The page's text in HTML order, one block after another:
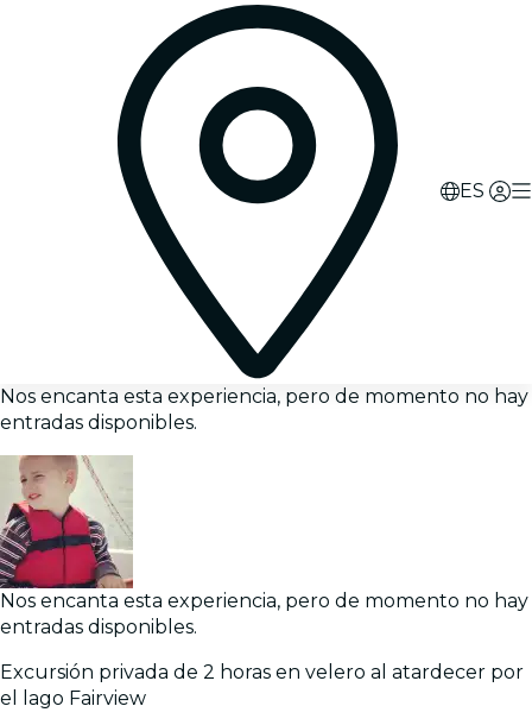
ES
Nos encanta esta experiencia, pero de momento no hay
entradas disponibles.
Nos encanta esta experiencia, pero de momento no hay
entradas disponibles.
Excursión privada de 2 horas en velero al atardecer por
el lago Fairview